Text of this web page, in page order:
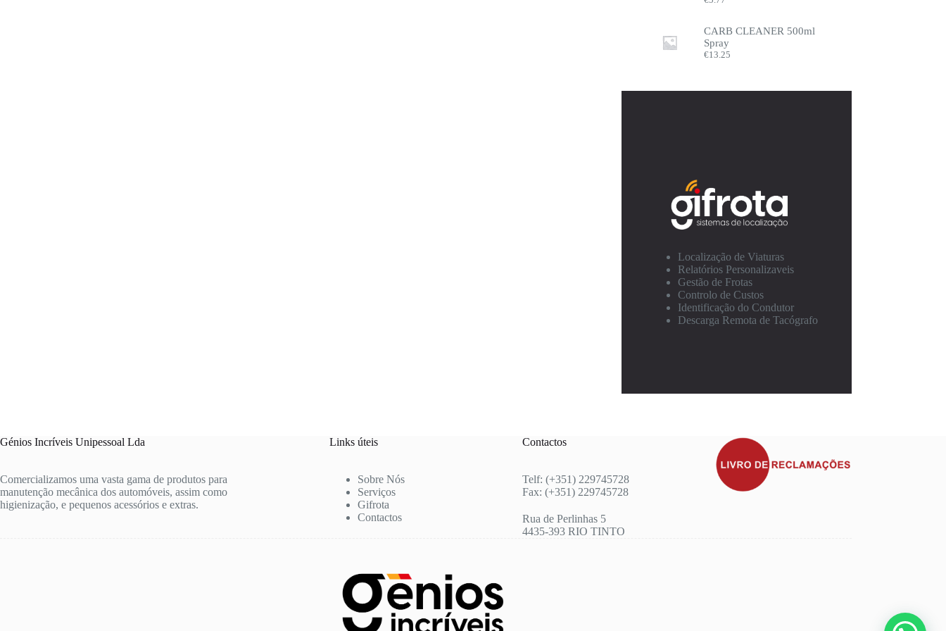
CARB CLEANER 500ml
Spray
€13.25
Localização de Viaturas
Relatórios Personalizaveis
Gestão de Frotas
Controlo de Custos
Identificação do Condutor
Descarga Remota de Tacógrafo
Génios Incríveis Unipessoal Lda
Comercializamos uma vasta gama de produtos para
manutenção mecânica dos automóveis, assim como
higienização, e pequenos acessórios e extras.
Links úteis
Sobre Nós
Serviços
Gifrota
Contactos
Contactos
Telf: (+351) 229745728
Fax: (+351) 229745728
Rua de Perlinhas 5
4435-393 RIO TINTO